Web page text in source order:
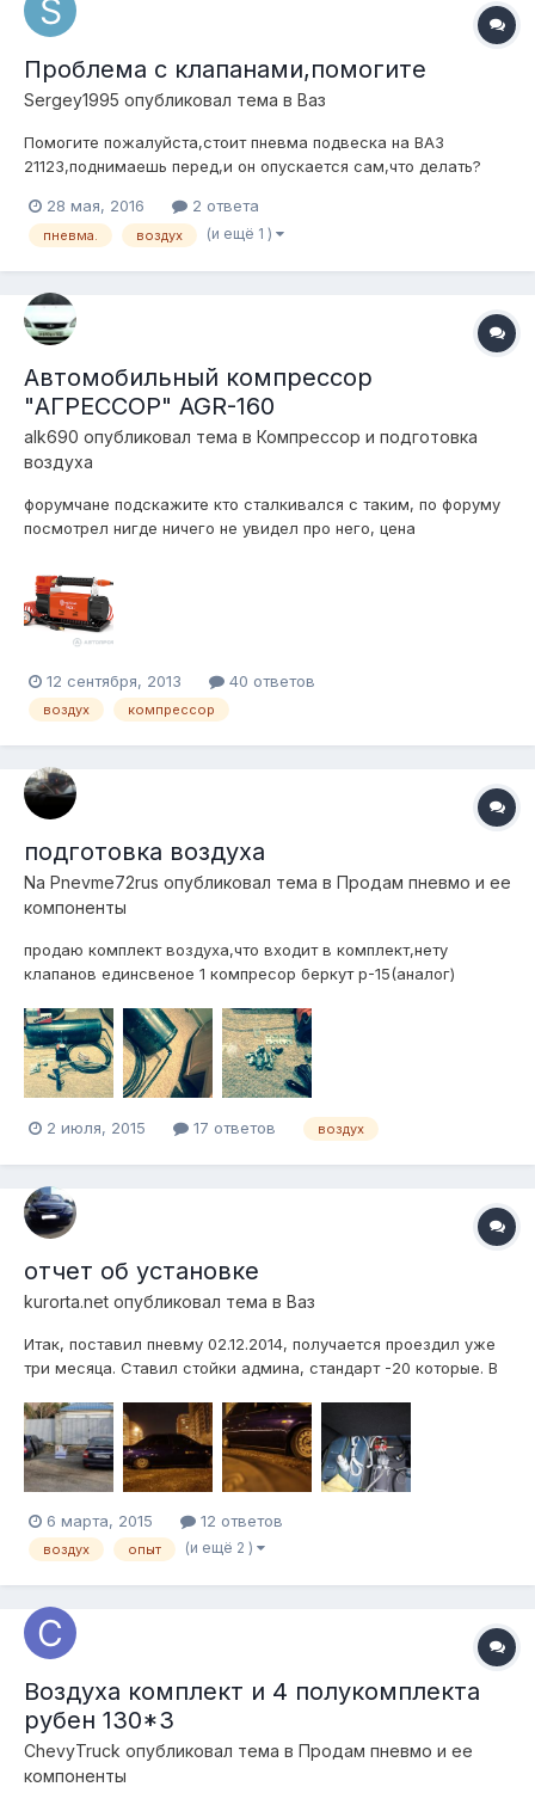
Проблема с клапанами,помогите
Sergey1995 опубликовал тема в Ваз
Помогите пожалуйста,стоит пневма подвеска на ВАЗ
21123,поднимаешь перед,и он опускается сам,что делать?
28 мая, 2016 2 ответа
пневма. воздух (и ещё 1 )
Автомобильный компрессор
"АГРЕССОР" AGR-160
alk690 опубликовал тема в Компресcор и подготовка
воздуха
форумчане подскажите кто сталкивался с таким, по форуму
посмотрел нигде ничего не увидел про него, цена
Агрессор?
12 сентября, 2013 40 ответов
воздух компрессор
подготовка воздуха
Na Pnevme72rus опубликовал тема в Продам пневмо и ее
компоненты
продаю комплект воздуха,что входит в комплект,нету
клапанов единсвеное 1 компресор беркут р-15(аналог)
трубку,обратный клапан,и прочие фитинги,заглушки и
тд,большество фитингов камоззи 4.Реле давления 90-120psi
5.влагоотлделитель 6...
2 июля, 2015 17 ответов воздух
отчет об установке
kurorta.net опубликовал тема в Ваз
Итак, поставил пневму 02.12.2014, получается проездил уже
три месяца. Ставил стойки админа, стандарт -20 которые. В
вроде не выявлено, тьфу тьфу. Но есть пара недостатков. 1й -
при подъеме бывает стреляет подушка, такое ощущение, что
при накач...
6 марта, 2015 12 ответов
воздух опыт (и ещё 2 )
Воздуха комплект и 4 полукомплекта
рубен 130*3
ChevyTruck опубликовал тема в Продам пневмо и ее
компоненты